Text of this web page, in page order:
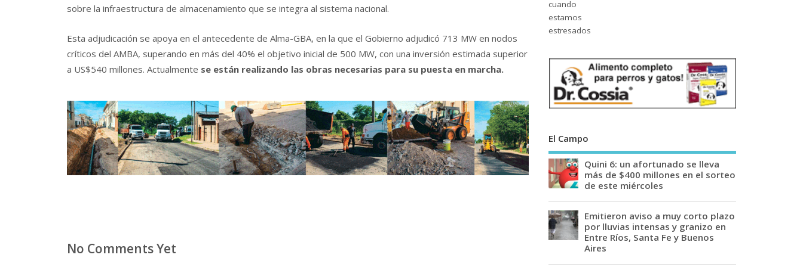
sobre la infraestructura de almacenamiento que se integra al sistema nacional.
Esta adjudicación se apoya en el antecedente de Alma-GBA, en la que el Gobierno adjudicó 713 MW en nodos
críticos del AMBA, superando en más del 40% el objetivo inicial de 500 MW, con una inversión estimada superior
a US$540 millones. Actualmente se están realizando las obras necesarias para su puesta en marcha.
No Comments Yet
El Campo
Quini 6: un afortunado se lleva
más de $400 millones en el sorteo
de este miércoles
Emitieron aviso a muy corto plazo
por lluvias intensas y granizo en
Entre Ríos, Santa Fe y Buenos
Aires